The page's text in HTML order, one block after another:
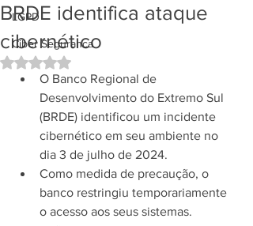
LGPD
Ciber Seguranca
BRDE identifica ataque
cibernético
Avaliado com NaN de 5 estrelas.
O Banco Regional de
Desenvolvimento do Extremo Sul
(BRDE) identificou um incidente
cibernético em seu ambiente no
dia 3 de julho de 2024.
Como medida de precaução, o
banco restringiu temporariamente
o acesso aos seus sistemas.